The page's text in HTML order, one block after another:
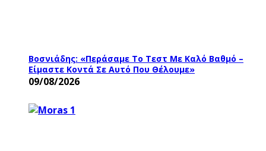
Βοσνιάδης: «Περάσαμε Το Τεστ Με Καλό Βαθμό –
Είμαστε Κοντά Σε Αυτό Που Θέλουμε»
09/08/2026